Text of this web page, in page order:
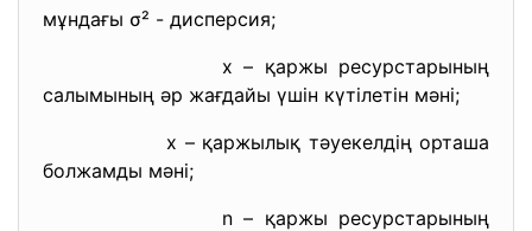
мұндағы σ² - дисперсия;
x – қаржы ресурстарының
салымының әр жағдайы үшін күтілетін мәні;
x – қаржылық тәуекелдің орташа
болжамды мәні;
n – қаржы ресурстарының